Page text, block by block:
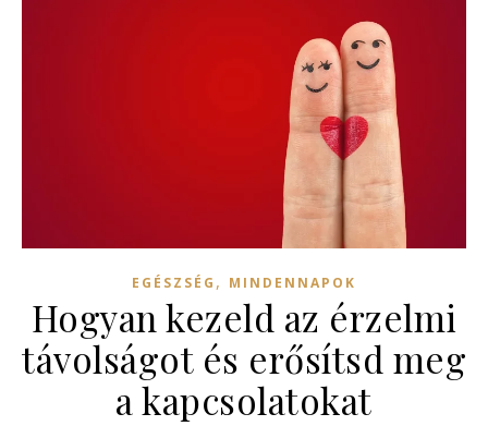
EGÉSZSÉG , MINDENNAPOK
Hogyan kezeld az érzelmi
távolságot és erősítsd meg
a kapcsolatokat